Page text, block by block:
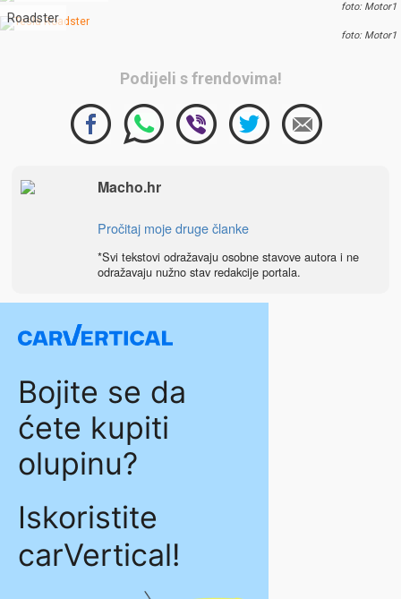
foto: Motor1
Roadster
foto: Motor1
Podijeli s frendovima!
Macho.hr
Pročitaj moje druge članke
*Svi tekstovi odražavaju osobne stavove autora i ne
odražavaju nužno stav redakcije portala.